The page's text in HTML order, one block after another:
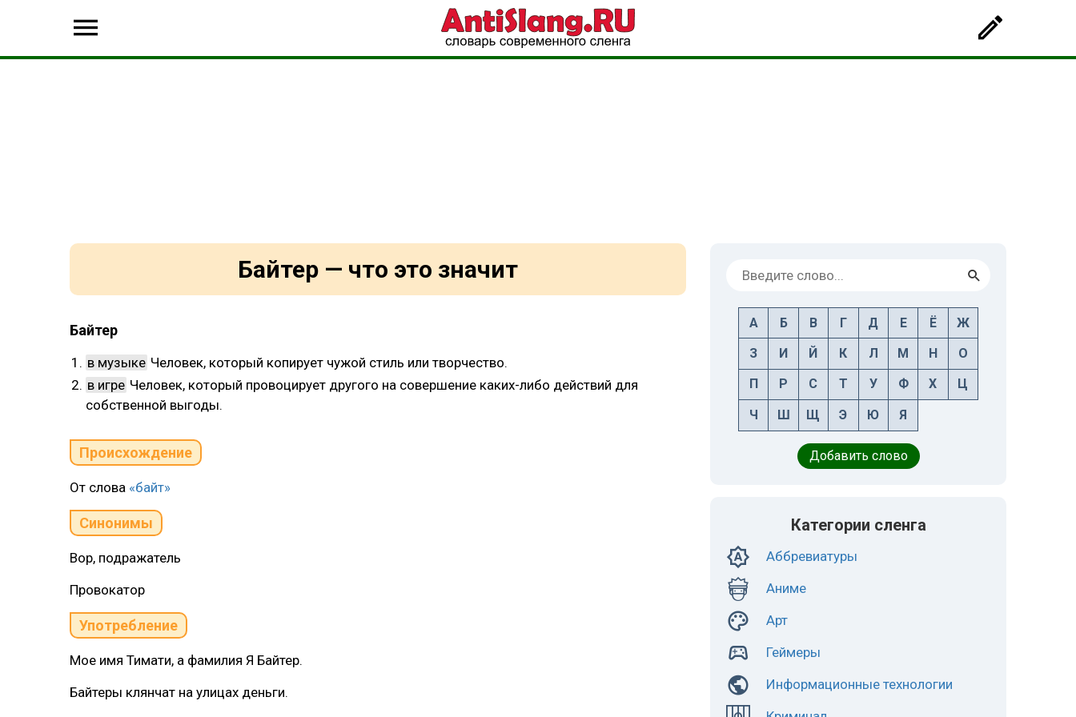
Байтер — что это значит
Байтер
в музыке Человек, который копирует чужой стиль или творчество.
в игре Человек, который провоцирует другого на совершение каких-либо действий для
собственной выгоды.
Происхождение
От слова «байт»
Синонимы
Вор, подражатель
Провокатор
Употребление
Мое имя Тимати, а фамилия Я Байтер.
Байтеры клянчат на улицах деньги.
А Б В Г Д Е Ё Ж
З И Й К Л М Н О
П Р С Т У Ф Х Ц
Ч Ш Щ Э Ю Я
Добавить слово
Категории сленга
Аббревиатуры
Аниме
Арт
Геймеры
Информационные технологии